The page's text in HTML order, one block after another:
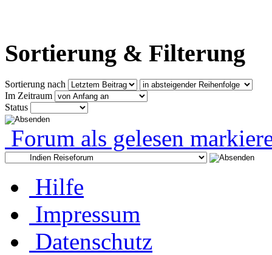
Sortierung & Filterung
Sortierung nach
Im Zeitraum
Status
Forum als gelesen
Hilfe
Impressum
Datenschutz